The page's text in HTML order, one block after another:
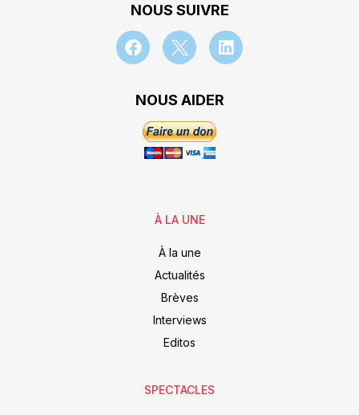
NOUS SUIVRE
NOUS AIDER
À LA UNE
À la une
Actualités
Brèves
Interviews
Editos
SPECTACLES